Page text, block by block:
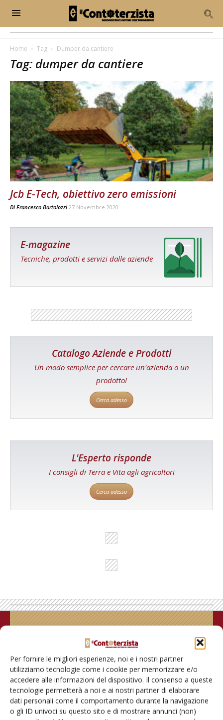
Per fornire le migliori esperienze, noi e i nostri partner
utilizziamo tecnologie come i cookie per memorizzare e/o
accedere alle informazioni del dispositivo. Il consenso a queste
tecnologie permetterà a noi e ai nostri partner di elaborare
dati personali come il comportamento durante la navigazione
o gli ID univoci su questo sito e di mostrare annunci (non)
Home Tag Dumper da cantiere
Tag: dumper da cantiere
Jcb E-Tech, obiettivo zero emissioni
Di Francesco Bartolozzi 27 Novembre 2020
E-magazine
Tecniche, prodotti e servizi dalle aziende
Catalogo Aziende e Prodotti
Un modo semplice per cercare un'azienda o un
prodotto!
Cerca adesso
L'Esperto risponde
I consigli di Terra e Vita agli agricoltori
Cerca adesso
Rimani aggiornato sul mondo
dell’agricoltura
Iscriviti alle nostre newsletter